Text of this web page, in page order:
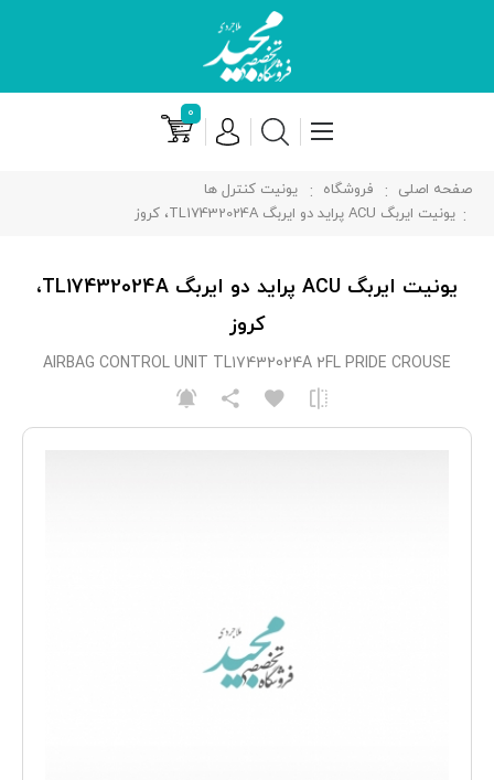
۰
صفحه اصلی فروشگاه
یونیت کنترل ها
یونیت ایربگ ACU پرايد دو ايربگ TL17432024A، کروز
یونیت ایربگ ACU پرايد دو ايربگ TL17432024A،
کروز
AIRBAG CONTROL UNIT TL17432024A 2FL PRIDE CROUSE